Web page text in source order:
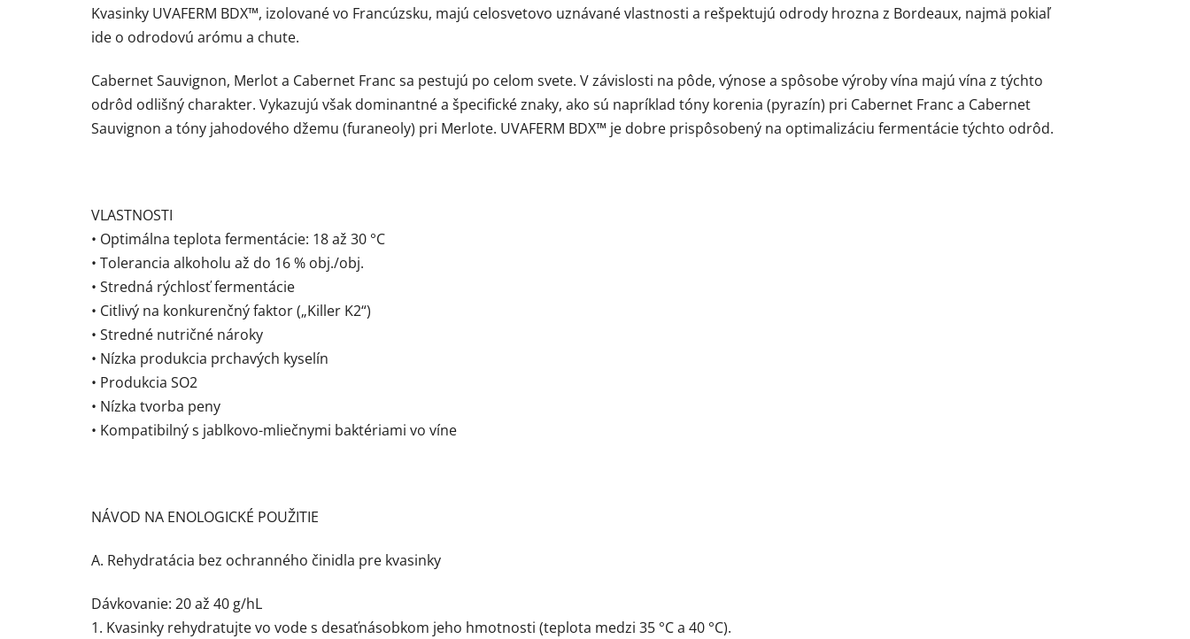
Kvasinky UVAFERM BDX™, izolované vo Francúzsku, majú celosvetovo uznávané vlastnosti a rešpektujú odrody hrozna z Bordeaux, najmä pokiaľ
ide o odrodovú arómu a chute.
Cabernet Sauvignon, Merlot a Cabernet Franc sa pestujú po celom svete. V závislosti na pôde, výnose a spôsobe výroby vína majú vína z týchto
odrôd odlišný charakter. Vykazujú však dominantné a špecifické znaky, ako sú napríklad tóny korenia (pyrazín) pri Cabernet Franc a Cabernet
Sauvignon a tóny jahodového džemu (furaneoly) pri Merlote. UVAFERM BDX™ je dobre prispôsobený na optimalizáciu fermentácie týchto odrôd.
VLASTNOSTI
• Optimálna teplota fermentácie: 18 až 30 °C
• Tolerancia alkoholu až do 16 % obj./obj.
• Stredná rýchlosť fermentácie
• Citlivý na konkurenčný faktor („Killer K2“)
• Stredné nutričné ​​nároky
• Nízka produkcia prchavých kyselín
• Produkcia SO2
• Nízka tvorba peny
• Kompatibilný s jablkovo-mliečnymi baktériami vo víne
NÁVOD NA ENOLOGICKÉ POUŽITIE
A. Rehydratácia bez ochranného činidla pre kvasinky
Dávkovanie: 20 až 40 g/hL
1. Kvasinky rehydratujte vo vode s desaťnásobkom jeho hmotnosti (teplota medzi 35 °C a 40 °C).